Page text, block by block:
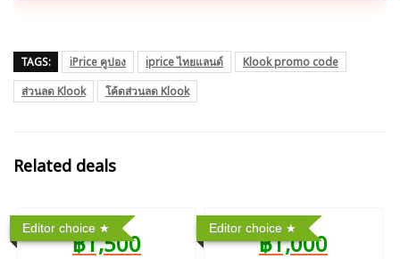
TAGS: iPrice คูปอง iprice ไทยแลนด์
Klook promo code
ส่วนลด Klook
โค้ดส่วนลด Klook
Related deals
Editor choice
฿1,500
Editor choice
฿1,000